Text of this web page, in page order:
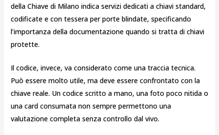
della Chiave di Milano indica servizi dedicati a chiavi standard,
codificate e con tessera per porte blindate, specificando
l’importanza della documentazione quando si tratta di chiavi
protette.
Il codice, invece, va considerato come una traccia tecnica.
Può essere molto utile, ma deve essere confrontato con la
chiave reale. Un codice scritto a mano, una foto poco nitida o
una card consumata non sempre permettono una
valutazione completa senza controllo dal vivo.